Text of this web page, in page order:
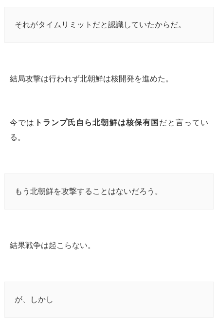
それがタイムリミットだと認識していたからだ。
結局攻撃は行われず北朝鮮は核開発を進めた。
今では トランプ氏自ら北朝鮮は核保有国 だと言ってい
る。
もう北朝鮮を攻撃することはないだろう。
結果戦争は起こらない。
が、しかし